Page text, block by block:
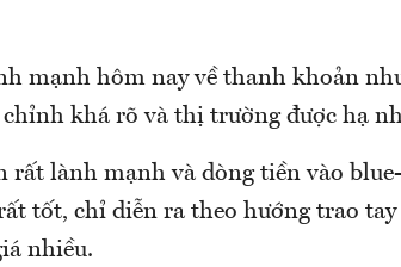
mạnh hôm nay về thanh khoản
khá rõ và thị trường được hạ
rất lành mạnh và dòng tiền vào
tốt, chỉ diễn ra theo hướng trao
nhiều.